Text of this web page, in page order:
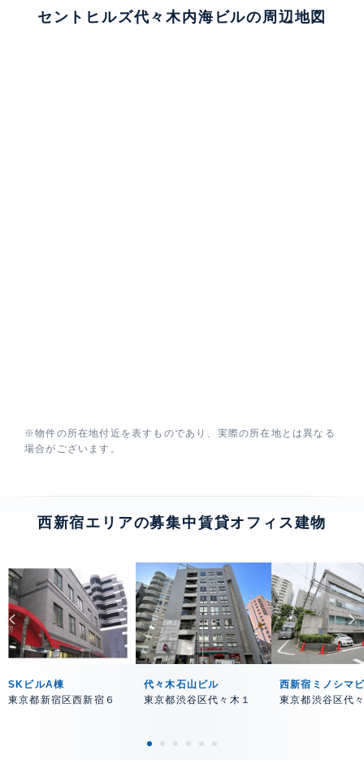
セントヒルズ代々木内海ビルの周辺地図
※物件の所在地付近を表すものであり、実際の所在地とは異なる
場合がございます。
西新宿エリアの募集中賃貸オフィス建物
SKビルA棟
東京都新宿区西新宿６
代々木石山ビル
東京都渋谷区代々木１
西新宿ミノシマ
東京都渋谷区代